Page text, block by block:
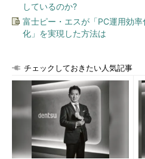
しているのか?
富士ピー・エスが「PC運用効
化」を実現した方法は
チェックしておきたい人気記事